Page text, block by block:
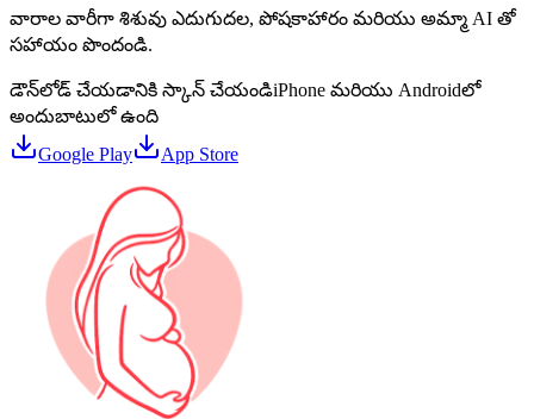
వారాల వారీగా శిశువు ఎదుగుదల, పోషకాహారం మరియు అమ్మా AI తో
సహాయం పొందండి.
డౌన్‌లోడ్ చేయడానికి స్కాన్ చేయండిiPhone మరియు Androidలో
అందుబాటులో ఉంది
Google Play
App Store